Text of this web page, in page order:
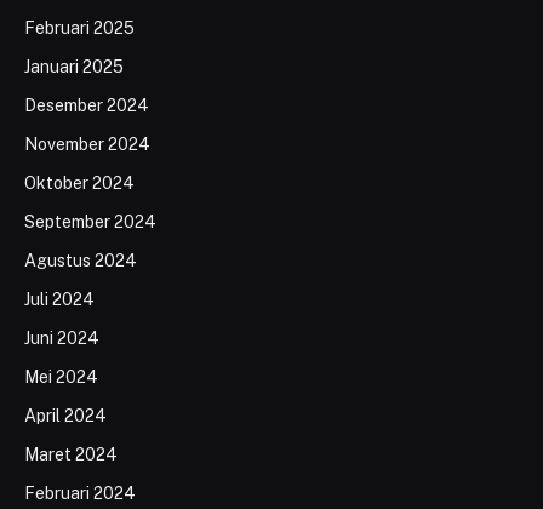
Februari 2025
Januari 2025
Desember 2024
November 2024
Oktober 2024
September 2024
Agustus 2024
Juli 2024
Juni 2024
Mei 2024
April 2024
Maret 2024
Februari 2024